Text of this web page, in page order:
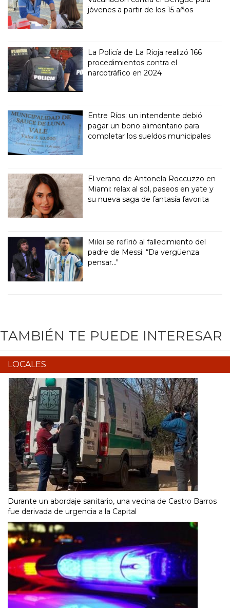
jóvenes a partir de los 15 años
La Policía de La Rioja realizó 166
procedimientos contra el
narcotráfico en 2024
Entre Ríos: un intendente debió
pagar un bono alimentario para
completar los sueldos municipales
El verano de Antonela Roccuzzo en
Miami: relax al sol, paseos en yate y
su nueva saga de fantasía favorita
Milei se refirió al fallecimiento del
padre de Messi: “Da vergüenza
pensar..."
TAMBIÉN TE PUEDE INTERESAR
LOCALES
Durante un abordaje sanitario, una vecina de Castro Barros
fue derivada de urgencia a la Capital